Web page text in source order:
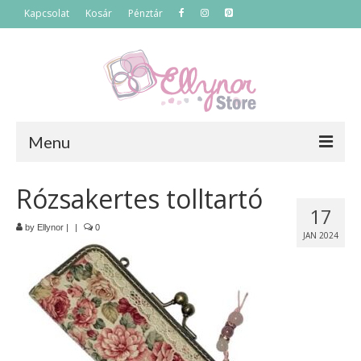
Kapcsolat Kosár Pénztár
Menu
Főoldal
Szettek
Akciós termékek
Táskák
Neszeszerek
17
JAN 2024
Rózsakertes tolltartó
by Ellynor | | 0